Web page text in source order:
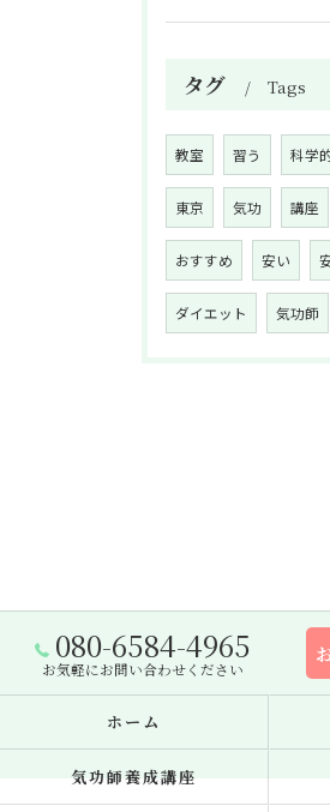
タグ Tags
教室 習う 科学
東京 気功 講座
おすすめ 安い
ダイエット 気功師
080-6584-4965
お気軽にお問い合わせください
ホーム
気功師養成講座